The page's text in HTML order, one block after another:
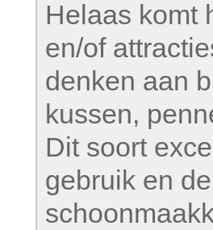
Helaas komt
en/of
denken aan
kussen,
Dit soort
gebruik en